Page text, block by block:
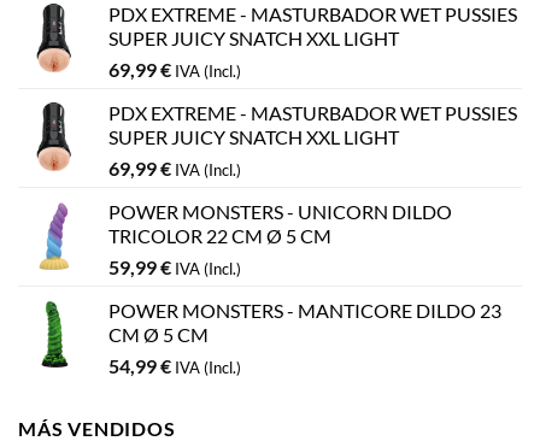
PDX EXTREME - MASTURBADOR WET PUSSIES
SUPER JUICY SNATCH XXL LIGHT
69,99€ IVA (Incl.)
PDX EXTREME - MASTURBADOR WET PUSSIES
SUPER JUICY SNATCH XXL LIGHT
69,99€ IVA (Incl.)
POWER MONSTERS - UNICORN DILDO
TRICOLOR 22 CM Ø 5 CM
59,99€ IVA (Incl.)
POWER MONSTERS - MANTICORE DILDO 23
CM Ø 5 CM
54,99€ IVA (Incl.)
MÁS VENDIDOS